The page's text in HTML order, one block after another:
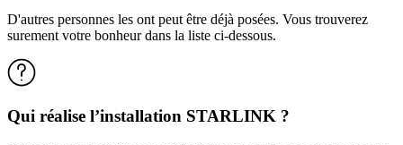
D'autres personnes les ont peut être déjà posées. Vous trouverez
surement votre bonheur dans la liste ci-dessous.
Qui réalise l’installation STARLINK ?